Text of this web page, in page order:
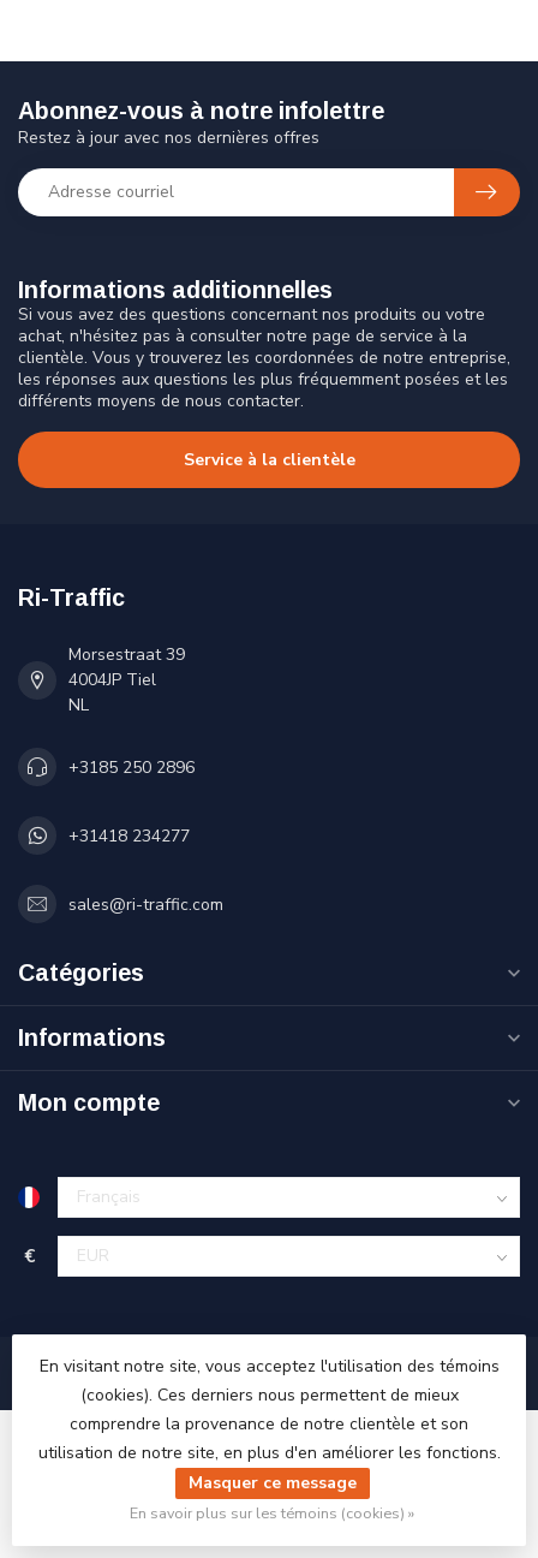
Informations additionnelles
Si vous avez des questions concernant nos produits ou votre
achat, n'hésitez pas à consulter notre page de service à la
clientèle. Vous y trouverez les coordonnées de notre entreprise,
les réponses aux questions les plus fréquemment posées et les
différents moyens de nous contacter.
Service à la clientèle
Abonnez-vous à notre infolettre
Restez à jour avec nos dernières offres
Ri-Traffic
Morsestraat 39
4004JP Tiel
NL
+3185 250 2896
+31418 234277
sales@ri-traffic.com
Catégories
Informations
Mon compte
€
© Copyright 2026 Ri-Traffic
En visitant notre site, vous acceptez l'utilisation des témoins
(cookies). Ces derniers nous permettent de mieux
comprendre la provenance de notre clientèle et son
utilisation de notre site, en plus d'en améliorer les fonctions.
Masquer ce message
En savoir plus sur les témoins (cookies) »